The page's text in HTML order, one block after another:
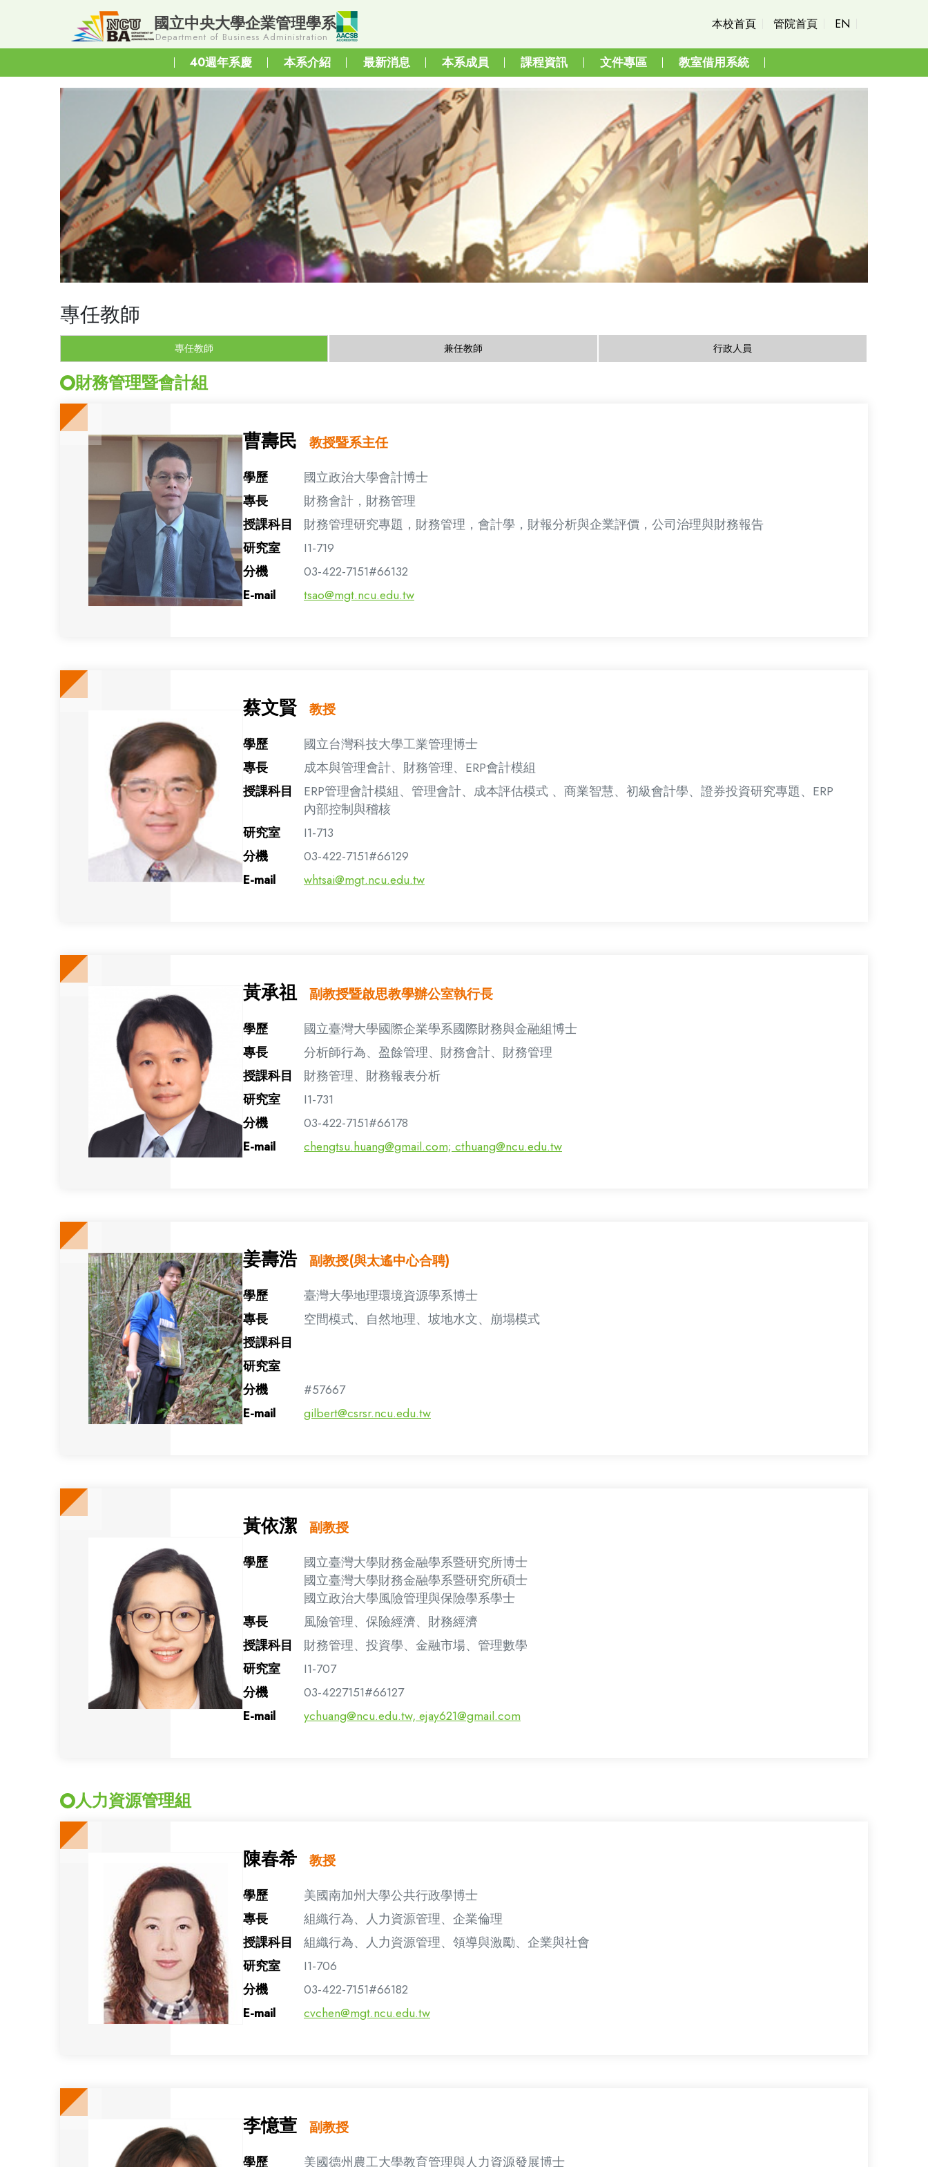
國立中央大學企業管理學系
Department of Business Administration
本校首頁 管院首頁 EN
40週年系慶 本系介紹 最新消息 本系成員 課程資訊 文件專區 教室借用系統
專任教師
專任教師 兼任教師 行政人員
財務管理暨會計組
曹壽民 教授暨系主任
學歷
國立政治大學會計博士
專長
財務會計，財務管理
授課科目
財務管理研究專題，財務管理，會計學，財報分析與企業評價，公司治理與財務報告
研究室
I1-719
分機
03-422-7151#66132
E-mail
tsao@mgt.ncu.edu.tw
蔡文賢 教授
學歷
國立台灣科技大學工業管理博士
專長
成本與管理會計、財務管理、ERP會計模組
授課科目
ERP管理會計模組、管理會計、成本評估模式 、商業智慧、初級會計學、證券投資研究專題、ERP
內部控制與稽核
研究室
I1-713
分機
03-422-7151#66129
E-mail
whtsai@mgt.ncu.edu.tw
黃承祖 副教授暨啟思教學辦公室執行長
學歷
國立臺灣大學國際企業學系國際財務與金融組博士
專長
分析師行為、盈餘管理、財務會計、財務管理
授課科目
財務管理、財務報表分析
研究室
I1-731
分機
03-422-7151#66178
E-mail
chengtsu.huang@gmail.com; cthuang@ncu.edu.tw
姜壽浩 副教授(與太遙中心合聘)
學歷
臺灣大學地理環境資源學系博士
專長
空間模式、自然地理、坡地水文、崩塌模式
授課科目
研究室
分機
#57667
E-mail
gilbert@csrsr.ncu.edu.tw
黃依潔 副教授
學歷
國立臺灣大學財務金融學系暨研究所博士
國立臺灣大學財務金融學系暨研究所碩士
國立政治大學風險管理與保險學系學士
專長
風險管理、保險經濟、財務經濟
授課科目
財務管理、投資學、金融市場、管理數學
研究室
I1-707
分機
03-4227151#66127
E-mail
ychuang@ncu.edu.tw, ejay621@gmail.com
人力資源管理組
陳春希 教授
學歷
美國南加州大學公共行政學博士
專長
組織行為、人力資源管理、企業倫理
授課科目
組織行為、人力資源管理、領導與激勵、企業與社會
研究室
I1-706
分機
03-422-7151#66182
E-mail
cvchen@mgt.ncu.edu.tw
李憶萱 副教授
學歷 美國德州農工大學教育管理與人力資源發展博士